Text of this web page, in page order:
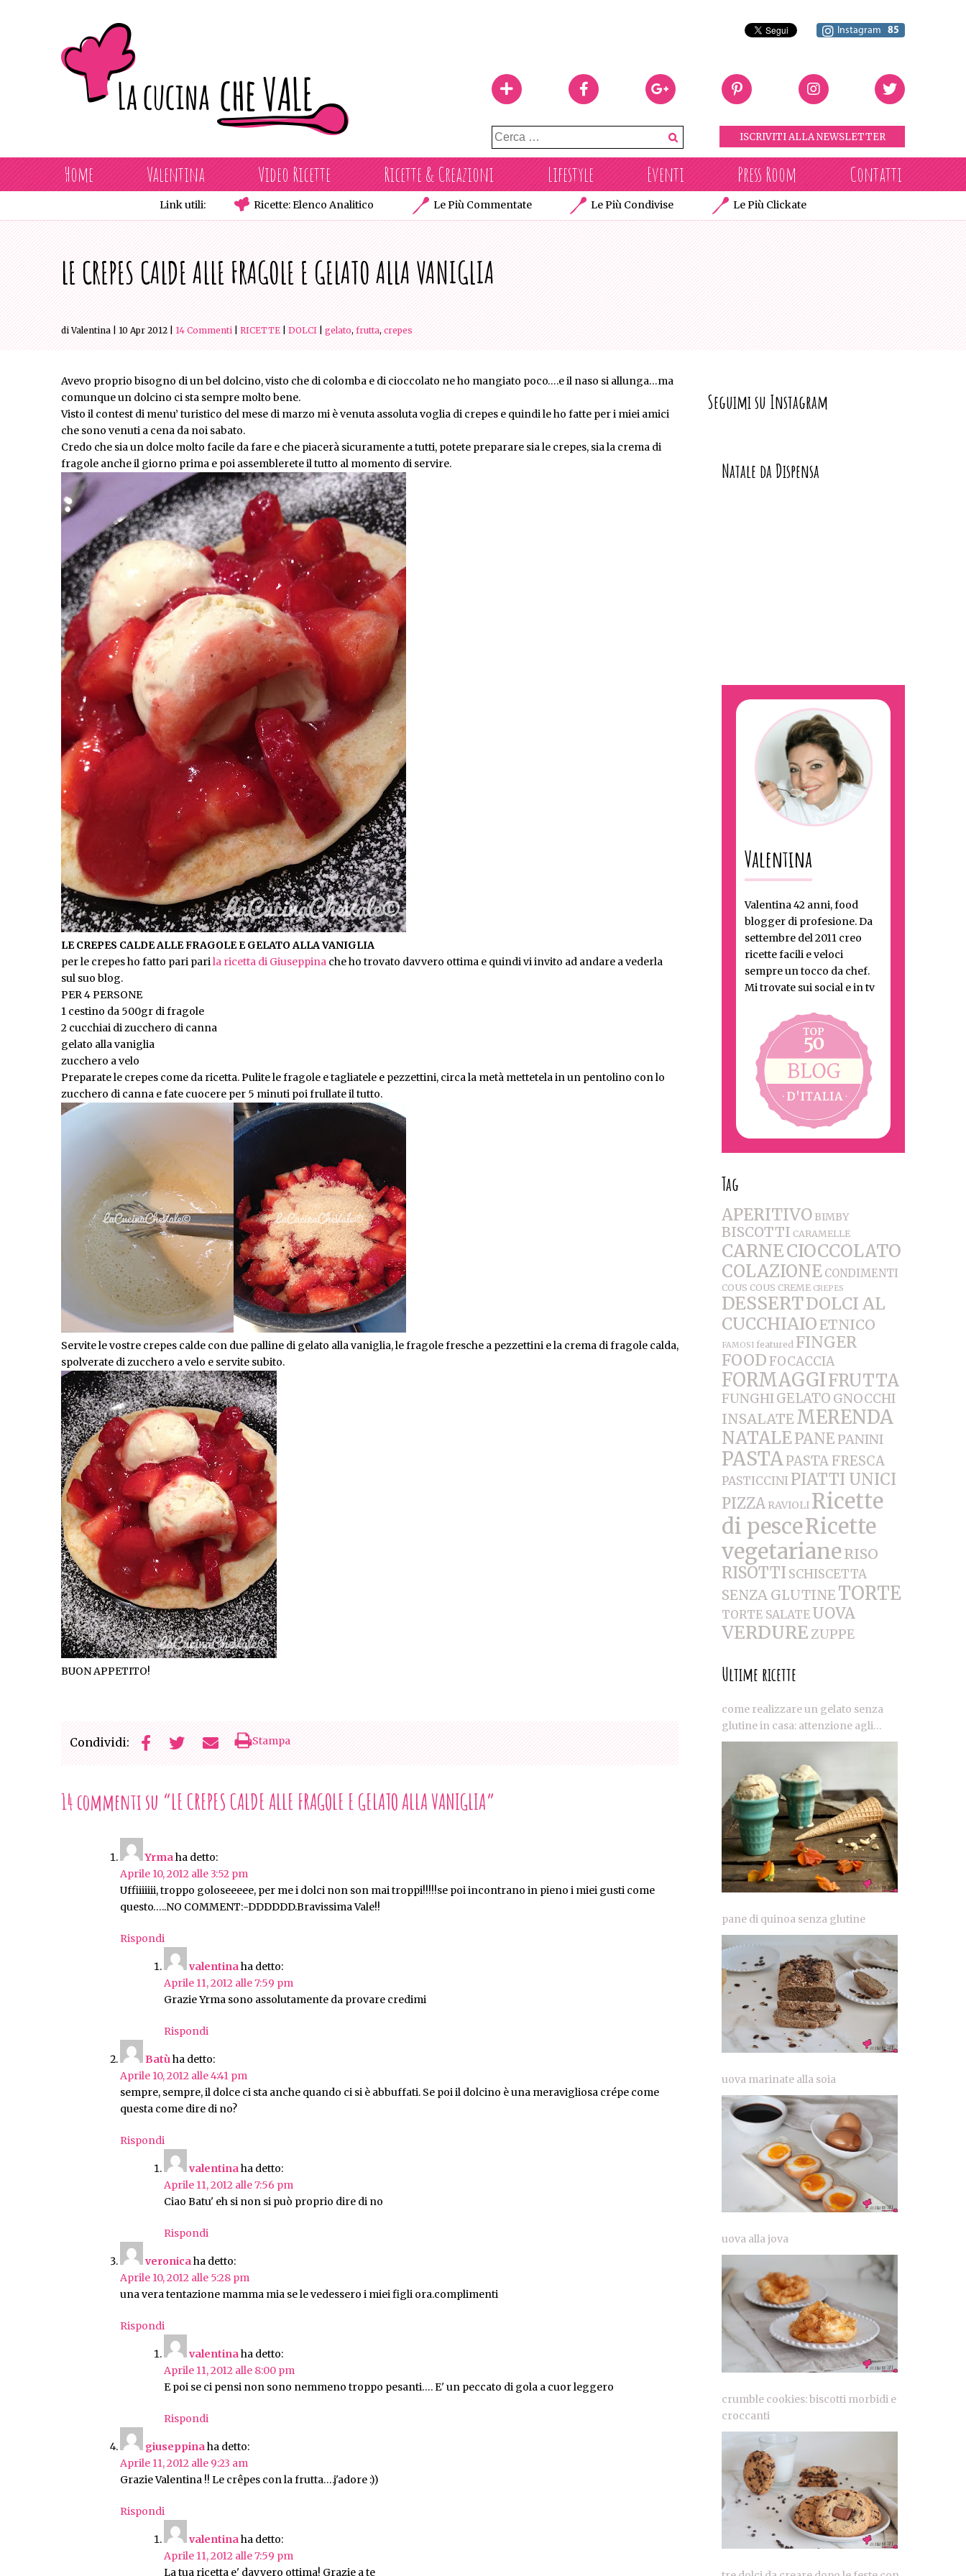
Instagram 85
Ricerca
per:
ISCRIVITI ALLA NEWSLETTER
Home Valentina Video Ricette Ricette & Creazioni Lifestyle Eventi Press Room Contatti
Link utili: Ricette: Elenco Analitico Le Più Commentate Le Più Condivise Le Più Clickate
LE CREPES CALDE ALLE FRAGOLE E GELATO ALLA VANIGLIA
di Valentina| 10 Apr 2012| 14 Commenti| RICETTE| DOLCI gelato, frutta, crepes
Avevo proprio bisogno di un bel dolcino, visto che di colomba e di cioccolato ne ho mangiato poco….e il naso si allunga…ma
comunque un dolcino ci sta sempre molto bene.
Visto il contest di menu’ turistico del mese di marzo mi è venuta assoluta voglia di crepes e quindi le ho fatte per i miei amici
che sono venuti a cena da noi sabato.
Credo che sia un dolce molto facile da fare e che piacerà sicuramente a tutti, potete preparare sia le crepes, sia la crema di
fragole anche il giorno prima e poi assemblerete il tutto al momento di servire.
LE CREPES CALDE ALLE FRAGOLE E GELATO ALLA VANIGLIA
per le crepes ho fatto pari parila ricetta di Giuseppina che ho trovato davvero ottima e quindi vi invito ad andare a vederla
sul suo blog.
PER 4 PERSONE
1 cestino da 500gr di fragole
2 cucchiai di zucchero di canna
gelato alla vaniglia
zucchero a velo
Preparate le crepes come da ricetta. Pulite le fragole e tagliatele e pezzettini, circa la metà mettetela in un pentolino con lo
zucchero di canna e fate cuocere per 5 minuti poi frullate il tutto.
Servite le vostre crepes calde con due palline di gelato alla vaniglia, le fragole fresche a pezzettini e la crema di fragole calda,
spolverate di zucchero a velo e servite subito.
BUON APPETITO!
Condividi: Stampa
14 commenti su “LE CREPES CALDE ALLE FRAGOLE E GELATO ALLA VANIGLIA”
Yrmaha detto:
Aprile 10, 2012 alle 3:52 pm
Uffiiiiiii, troppo goloseeeee, per me i dolci non son mai troppi!!!!!se poi incontrano in pieno i miei gusti come
questo…..NO COMMENT:-DDDDDD.Bravissima Vale!!
Rispondi
valentinaha detto:
Aprile 11, 2012 alle 7:59 pm
Grazie Yrma sono assolutamente da provare credimi
Rispondi
Batùha detto:
Aprile 10, 2012 alle 4:41 pm
sempre, sempre, il dolce ci sta anche quando ci si è abbuffati. Se poi il dolcino è una meravigliosa crépe come
questa come dire di no?
Rispondi
valentinaha detto:
Aprile 11, 2012 alle 7:56 pm
Ciao Batu' eh si non si può proprio dire di no
Rispondi
veronicaha detto:
Aprile 10, 2012 alle 5:28 pm
una vera tentazione mamma mia se le vedessero i miei figli ora.complimenti
Rispondi
valentinaha detto:
Aprile 11, 2012 alle 8:00 pm
E poi se ci pensi non sono nemmeno troppo pesanti…. E' un peccato di gola a cuor leggero
Rispondi
giuseppinaha detto:
Aprile 11, 2012 alle 9:23 am
Grazie Valentina !! Le crêpes con la frutta….j'adore :))
Rispondi
valentinaha detto:
Aprile 11, 2012 alle 7:59 pm
La tua ricetta e' davvero ottima! Grazie a te
Seguimi su Instagram
Natale da Dispensa
Valentina
Valentina 42 anni, food
blogger di profesione. Da
settembre del 2011 creo
ricette facili e veloci
sempre un tocco da chef.
Mi trovate sui social e in tv
Tag
APERITIVO BIMBY
BISCOTTI CARAMELLE
CARNECIOCCOLATO
COLAZIONE CONDIMENTI
COUS COUS CREME CREPES
DESSERTDOLCI AL
CUCCHIAIOETNICO
FAMOSI featured FINGER
FOOD FOCACCIA
FORMAGGIFRUTTA
FUNGHIGELATO GNOCCHI
INSALATEMERENDA
NATALEPANEPANINI
PASTAPASTA FRESCA
PASTICCINI PIATTI UNICI
PIZZA RAVIOLI Ricette
di pesceRicette
vegetarianeRISO
RISOTTI SCHISCETTA
SENZA GLUTINETORTE
TORTE SALATE UOVA
VERDURE ZUPPE
Ultime ricette
come realizzare un gelato senza
glutine in casa: attenzione agli
ingredienti e strumenti adeguati
pane di quinoa senza glutine
uova marinate alla soia
uova alla jova
crumble cookies: biscotti morbidi e
croccanti